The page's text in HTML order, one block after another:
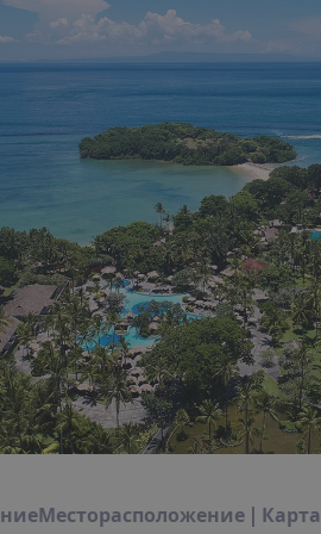
ниеМесторасположение Карта